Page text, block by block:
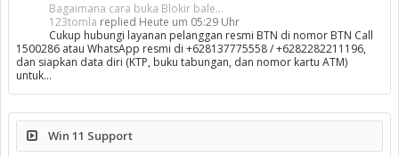
Bagaimana cara buka Blokir bale...
123tomla replied Heute um 05:29 Uhr
Cukup hubungi layanan pelanggan resmi BTN di nomor BTN Call
1500286 atau WhatsApp resmi di +628137775558 / +6282282211196,
dan siapkan data diri (KTP, buku tabungan, dan nomor kartu ATM)
untuk…
Win 11 Support